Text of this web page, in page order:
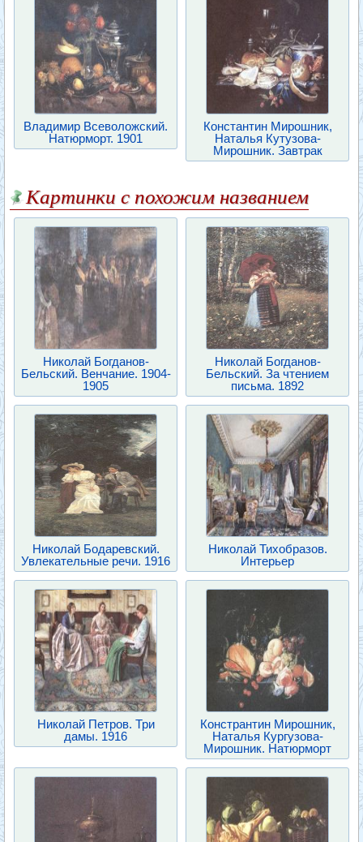
Владимир Всеволожский.
Натюрморт. 1901
Константин Мирошник,
Наталья Кутузова-
Мирошник. Завтрак
Картинки с похожим названием
Николай Богданов-
Бельский. Венчание. 1904-
1905
Николай Богданов-
Бельский. За чтением
письма. 1892
Николай Бодаревский.
Увлекательные речи. 1916
Николай Тихобразов.
Интерьер
Николай Петров. Три
дамы. 1916
Констрантин Мирошник,
Наталья Кургузова-
Мирошник. Натюрморт